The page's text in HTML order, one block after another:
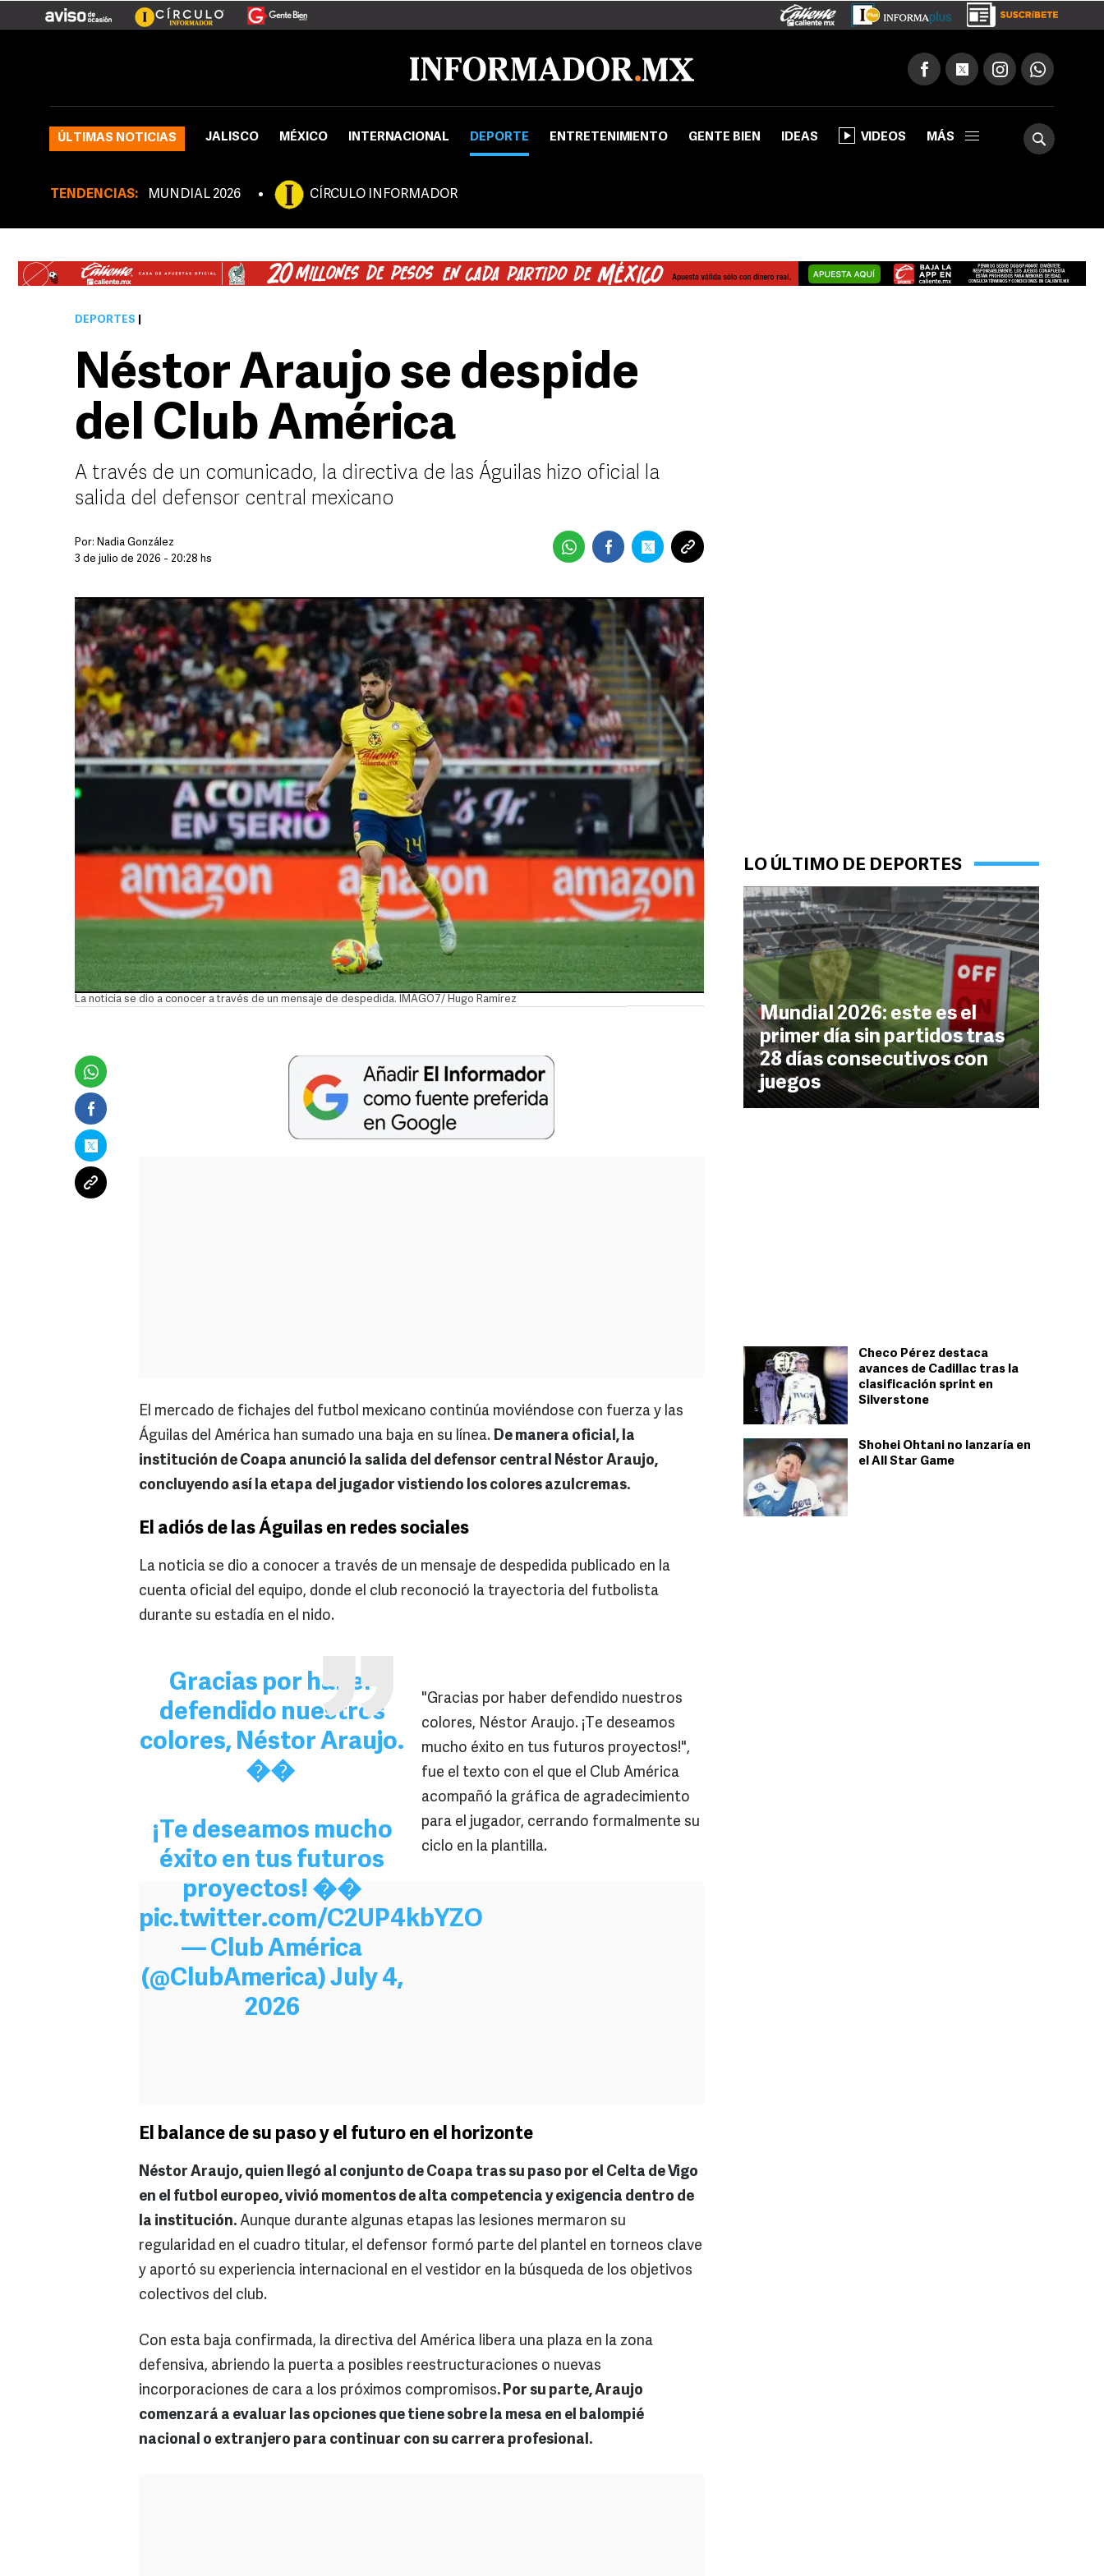
ÚLTIMAS NOTICIAS JALISCO MÉXICO INTERNACIONAL DEPORTE ENTRETENIMIENTO GENTE BIEN IDEAS VIDEOS MÁS
TENDENCIAS: MUNDIAL 2026 CÍRCULO INFORMADOR
LO ÚLTIMO DE DEPORTES
Mundial 2026: este es el
primer día sin partidos tras
28 días consecutivos con
juegos
Checo Pérez destaca
avances de Cadillac tras la
clasificación sprint en
Silverstone
Shohei Ohtani no lanzaría en
el All Star Game
DEPORTES
Néstor Araujo se despide
del Club América
A través de un comunicado, la directiva de las Águilas hizo oficial la
salida del defensor central mexicano
Por: Nadia González
3 de julio de 2026 - 20:28 hs
La noticia se dio a conocer a través de un mensaje de despedida. IMAGO7/ Hugo Ramírez
El mercado de fichajes del futbol mexicano continúa moviéndose con fuerza y las
Águilas del América han sumado una baja en su línea. De manera oficial, la
institución de Coapa anunció la salida del defensor central Néstor Araujo,
concluyendo así la etapa del jugador vistiendo los colores azulcremas.
El adiós de las Águilas en redes sociales
La noticia se dio a conocer a través de un mensaje de despedida publicado en la
cuenta oficial del equipo, donde el club reconoció la trayectoria del futbolista
durante su estadía en el nido.
Gracias por haber
defendido nuestros
colores, Néstor Araujo.
��
¡Te deseamos mucho
éxito en tus futuros
proyectos! ��
pic.twitter.com/C2UP4kbYZO
— Club América
(@ClubAmerica)July 4,
2026
"Gracias por haber defendido nuestros
colores, Néstor Araujo. ¡Te deseamos
mucho éxito en tus futuros proyectos!",
fue el texto con el que el Club América
acompañó la gráfica de agradecimiento
para el jugador, cerrando formalmente su
ciclo en la plantilla.
El balance de su paso y el futuro en el horizonte
Néstor Araujo, quien llegó al conjunto de Coapa tras su paso por el Celta de Vigo
en el futbol europeo, vivió momentos de alta competencia y exigencia dentro de
la institución. Aunque durante algunas etapas las lesiones mermaron su
regularidad en el cuadro titular, el defensor formó parte del plantel en torneos clave
y aportó su experiencia internacional en el vestidor en la búsqueda de los objetivos
colectivos del club.
Con esta baja confirmada, la directiva del América libera una plaza en la zona
defensiva, abriendo la puerta a posibles reestructuraciones o nuevas
incorporaciones de cara a los próximos compromisos. Por su parte, Araujo
comenzará a evaluar las opciones que tiene sobre la mesa en el balompié
nacional o extranjero para continuar con su carrera profesional.